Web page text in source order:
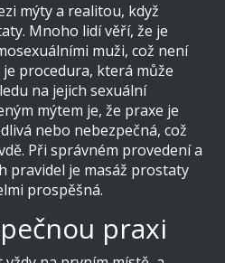
mýty a realitou, když
Mnoho lidí věří, že je
muži, což není
procedura, která může
na jejich sexuální
mýtem je, že praxe je
nebo nebezpečná, což
Při správném provedení a
pravidel je masáž prostaty
prospěšná.
praxi